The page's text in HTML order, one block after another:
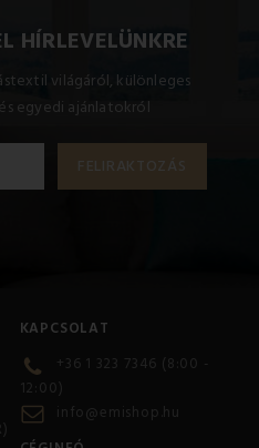
HÍRLEVELÜNKRE
világáról, különleges
egyedi ajánlatokról
KAPCSOLAT
+36 1 323 7346 (8:00 -
12:00)
info@emishop.hu